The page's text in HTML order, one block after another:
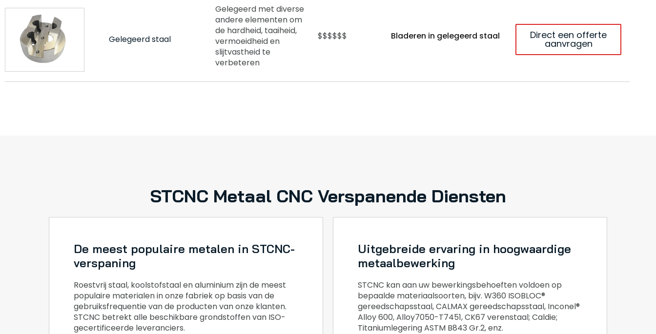
Gelegeerd staal
Gelegeerd met diverse
andere elementen om
de hardheid, taaiheid,
vermoeidheid en
slijtvastheid te
verbeteren
$$$$$$ Bladeren in gelegeerd staal Direct een offerte
aanvragen
STCNC Metaal CNC Verspanende Diensten
De meest populaire metalen in STCNC-
verspaning
Roestvrij staal, koolstofstaal en aluminium zijn de meest
populaire materialen in onze fabriek op basis van de
gebruiksfrequentie van de producten van onze klanten.
STCNC betrekt alle beschikbare grondstoffen van ISO-
gecertificeerde leveranciers.
Uitgebreide ervaring in hoogwaardige
metaalbewerking
STCNC kan aan uw bewerkingsbehoeften voldoen op
bepaalde materiaalsoorten, bijv. W360 ISOBLOC®
gereedschapsstaal, CALMAX gereedschapsstaal, Inconel®
Alloy 600, Alloy7050-T7451, CK67 verenstaal; Caldie;
Titaniumlegering ASTM B843 Gr.2, enz.